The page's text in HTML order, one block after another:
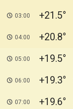
03:00 +21.5
04:00 +20.8
05:00 +19.5
06:00 +19.3
07:00 +19.6